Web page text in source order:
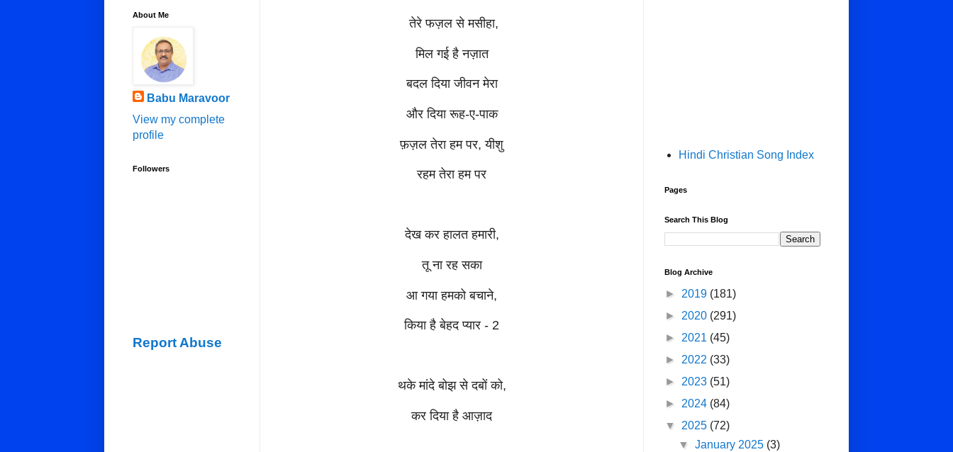
तेरे फज़ल से मसीहा,
मिल गई है नज़ात
बदल दिया जीवन मेरा
और दिया रूह-ए-पाक
फ़ज़ल तेरा हम पर, यीशु
रहम तेरा हम पर
देख कर हालत हमारी,
तू ना रह सका
आ गया हमको बचाने,
किया है बेहद प्यार - 2
थके मांदे बोझ से दबों को,
कर दिया है आज़ाद
About Me
Babu Maravoor
View my complete
profile
Followers
Report Abuse
Hindi Christian Song Index
Pages
Search This Blog
Blog Archive
► 2019 (181)
► 2020 (291)
► 2021 (45)
► 2022 (33)
► 2023 (51)
► 2024 (84)
▼ 2025 (72)
▼January 2025 (3)